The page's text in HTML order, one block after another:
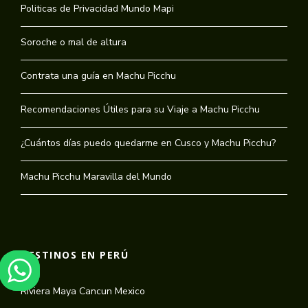
Politicas de Privacidad Mundo Mapi
Soroche o mal de altura
Contrata una guía en Machu Picchu
Recomendaciones Útiles para su Viaje a Machu Picchu
¿Cuántos días puedo quedarme en Cusco y Machu Picchu?
Machu Picchu Maravilla del Mundo
DESTINOS EN PERÚ
Riviera Maya Cancun Mexico